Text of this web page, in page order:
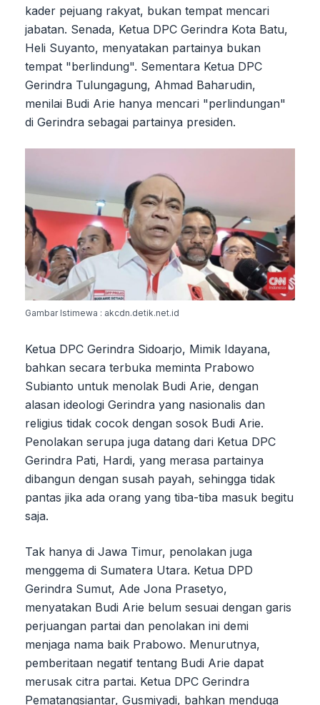
kader pejuang rakyat, bukan tempat mencari
jabatan. Senada, Ketua DPC Gerindra Kota Batu,
Heli Suyanto, menyatakan partainya bukan
tempat "berlindung". Sementara Ketua DPC
Gerindra Tulungagung, Ahmad Baharudin,
menilai Budi Arie hanya mencari "perlindungan"
di Gerindra sebagai partainya presiden.
Gambar Istimewa : akcdn.detik.net.id
Ketua DPC Gerindra Sidoarjo, Mimik Idayana,
bahkan secara terbuka meminta Prabowo
Subianto untuk menolak Budi Arie, dengan
alasan ideologi Gerindra yang nasionalis dan
religius tidak cocok dengan sosok Budi Arie.
Penolakan serupa juga datang dari Ketua DPC
Gerindra Pati, Hardi, yang merasa partainya
dibangun dengan susah payah, sehingga tidak
pantas jika ada orang yang tiba-tiba masuk begitu
saja.
Tak hanya di Jawa Timur, penolakan juga
menggema di Sumatera Utara. Ketua DPD
Gerindra Sumut, Ade Jona Prasetyo,
menyatakan Budi Arie belum sesuai dengan garis
perjuangan partai dan penolakan ini demi
menjaga nama baik Prabowo. Menurutnya,
pemberitaan negatif tentang Budi Arie dapat
merusak citra partai. Ketua DPC Gerindra
Pematangsiantar, Gusmiyadi, bahkan menduga